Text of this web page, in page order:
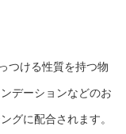
つける性質を持つ物
デーションなどのお
グに配合されます。